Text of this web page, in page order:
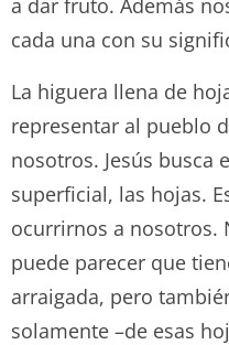
cada una con su
La higuera llena de
representar al pueblo
nosotros. Jesús busca
superficial, las hojas.
ocurrirnos a nosotros.
puede parecer que
arraigada, pero
solamente –de esas